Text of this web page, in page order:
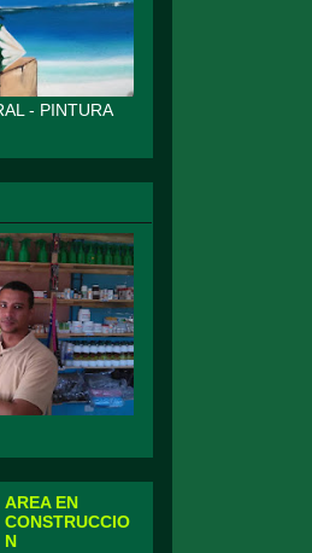
- PINTURA
AREA EN
CONSTRUCCIO
N